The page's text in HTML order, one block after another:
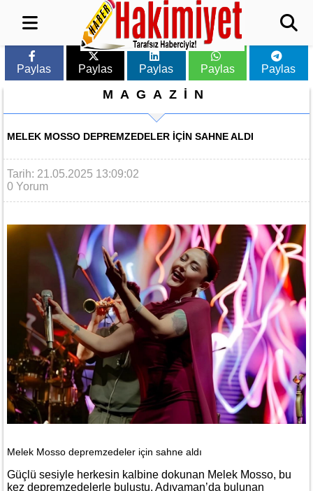
Paylas Paylas Paylas Paylas Paylas
MAGAZİN
MELEK MOSSO DEPREMZEDELER IÇIN SAHNE ALDI
Tarih: 21.05.2025 13:09:02
0 Yorum
Melek Mosso depremzedeler için sahne aldı
Güçlü sesiyle herkesin kalbine dokunan Melek Mosso, bu
kez depremzedelerle buluştu. Adıyaman’da bulunan